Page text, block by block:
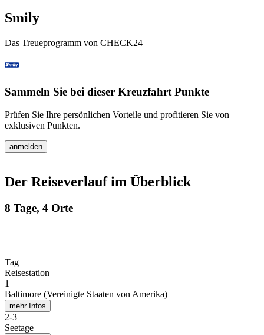
Smily
Das Treueprogramm von CHECK24
Sammeln Sie bei dieser Kreuzfahrt Punkte
Prüfen Sie Ihre persönlichen Vorteile und profitieren Sie von
exklusiven Punkten.
anmelden
Der Reiseverlauf im Überblick
8 Tage, 4 Orte
Tag
Reisestation
1
Baltimore (Vereinigte Staaten von Amerika)
mehr Infos
2-3
Seetage